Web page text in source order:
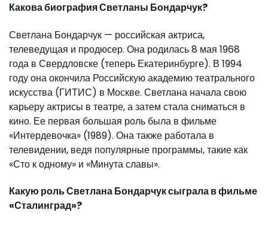
Какова биография Светланы Бондарчук?
Светлана Бондарчук — российская актриса,
телеведущая и продюсер. Она родилась 8 мая 1968
года в Свердловске (теперь Екатеринбурге). В 1994
году она окончила Российскую академию театрального
искусства (ГИТИС) в Москве. Светлана начала свою
карьеру актрисы в театре, а затем стала сниматься в
кино. Ее первая большая роль была в фильме
«Интердевочка» (1989). Она также работала в
телевидении, ведя популярные программы, такие как
«Сто к одному» и «Минута славы».
Какую роль Светлана Бондарчук сыграла в фильме
«Сталинград»?